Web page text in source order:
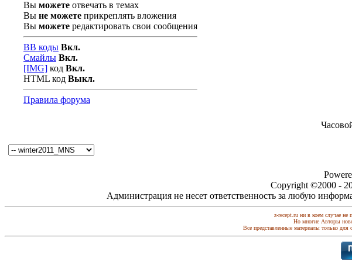
Вы можете отвечать в темах
Вы не можете прикреплять вложения
Вы можете редактировать свои сообщения
BB коды Вкл.
Смайлы Вкл.
[IMG] код Вкл.
HTML код Выкл.
Правила форума
Copyright ©2000 -
Администрация не несет ответственность за любую
z-recept.ru ни в коем случае не
Но многие Авторы
Все представленные материалы только